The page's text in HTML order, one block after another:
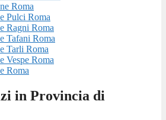
Roma
Pulci Roma
Ragni Roma
Tafani Roma
Tarli Roma
Vespe Roma
Roma
in Provincia di